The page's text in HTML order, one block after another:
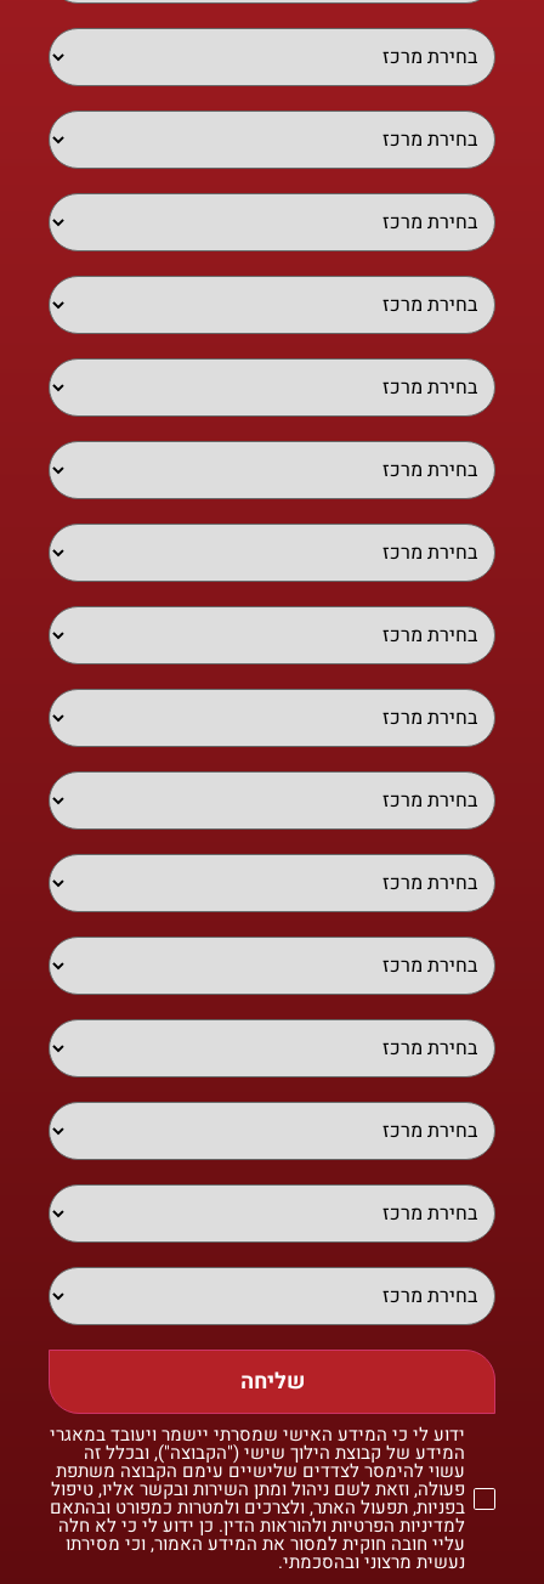
שליחה
ידוע לי כי המידע האישי שמסרתי יישמר ויעובד במאגרי
המידע של קבוצת הילוך שישי ("הקבוצה"), ובכלל זה
עשוי להימסר לצדדים שלישיים עימם הקבוצה משתפת
פעולה, וזאת לשם ניהול ומתן השירות ובקשר אליו, טיפול
בפניות, תפעול האתר, ולצרכים ולמטרות כמפורט ובהתאם
למדיניות הפרטיות ולהוראות הדין. כן ידוע לי כי לא חלה
עליי חובה חוקית למסור את המידע האמור, וכי מסירתו
נעשית מרצוני ובהסכמתי.